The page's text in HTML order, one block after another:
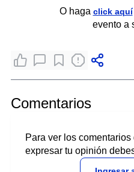
O haga click aquí
evento a
Comentarios
Para ver los
expresar tu opinión